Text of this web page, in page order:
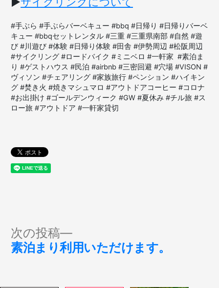
#手ぶら #手ぶらバーベキュー #bbq #日帰り #日帰りバーベ
キュー #bbqセットレンタル #三重 #三重県南部 #自然 #遊
び #川遊び #体験 #日帰り体験 #田舎 #伊勢周辺 #松阪周辺
#サイクリング #ロードバイク #ミニベロ #一軒家 #素泊ま
り #ゲストハウス #民泊 #airbnb #三密回避 #穴場 #VISON #
ヴィソン #チェアリング #家族旅行 #ペンション #ハイキン
グ #焚き火 #焼きマシュマロ #アウトドアコーヒー #コロナ
#お出掛け #ゴールデンウィーク #GW #夏休み #チル旅 #ス
ロー旅 #アウトドア #一軒家貸切
投次の投稿
次
の
素泊まり利用いただけます。